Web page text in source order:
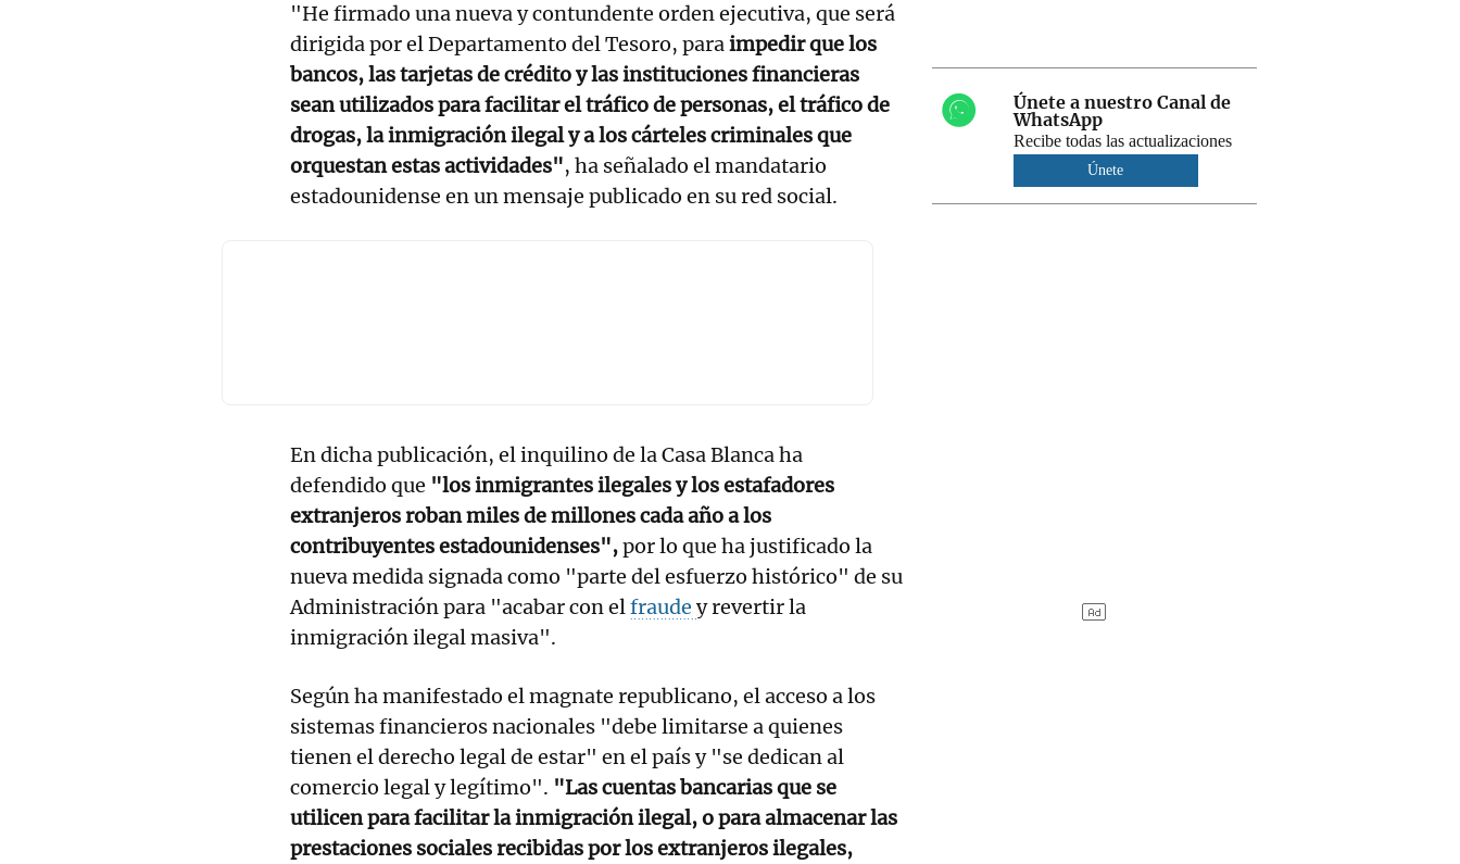
"He firmado una nueva y contundente orden ejecutiva, que será
dirigida por el Departamento del Tesoro, paraimpedir que los
bancos, las tarjetas de crédito y las instituciones financieras
sean utilizados para facilitar el tráfico de personas, el tráfico de
drogas, la inmigración ilegal y a los cárteles criminales que
orquestan estas actividades", ha señalado el mandatario
estadounidense en un mensaje publicado en su red social.
En dicha publicación, el inquilino de la Casa Blanca ha
defendido que "los inmigrantes ilegales y los estafadores
extranjeros roban miles de millones cada año a los
contribuyentes estadounidenses",por lo que ha justificado la
nueva medida signada como "parte del esfuerzo histórico" de su
Administración para "acabar con elfraude y revertir la
inmigración ilegal masiva".
Según ha manifestado el magnate republicano, el acceso a los
sistemas financieros nacionales "debe limitarse a quienes
tienen el derecho legal de estar" en el país y "se dedican al
comercio legal y legítimo". "Las cuentas bancarias que se
utilicen para facilitar la inmigración ilegal, o para almacenar las
prestaciones sociales recibidas por los extranjeros ilegales,
Únete a nuestro Canal de
WhatsApp
Recibe todas las actualizaciones
Únete